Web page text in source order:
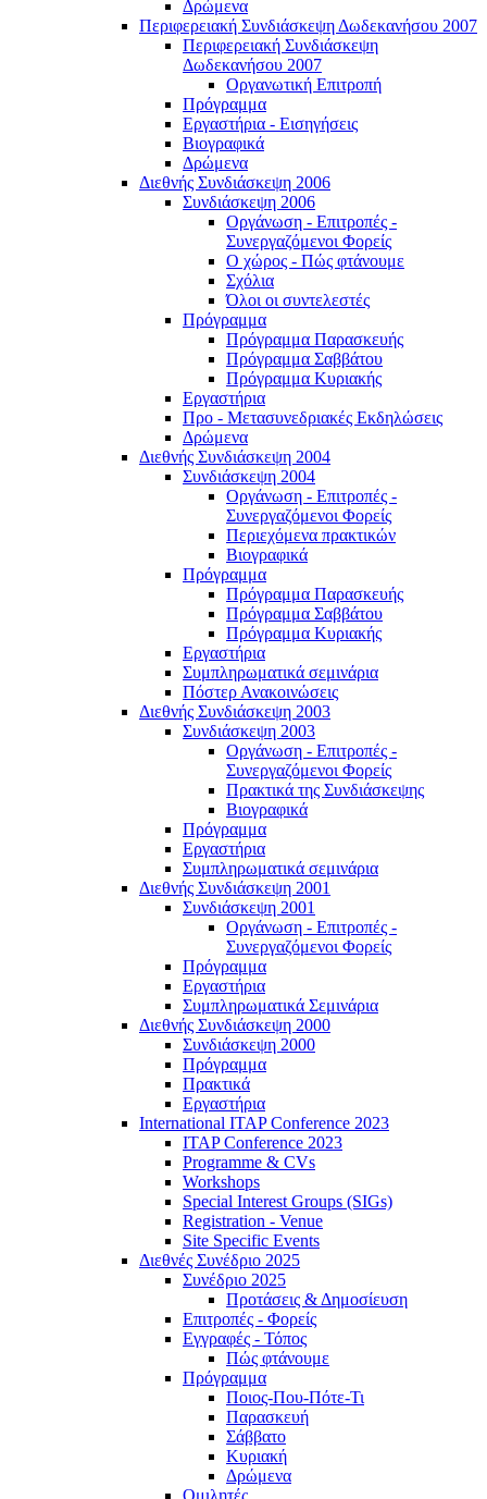
Δρώμενα
Περιφερειακή Συνδιάσκεψη Δωδεκανήσου 2007
Περιφερειακή Συνδιάσκεψη
Δωδεκανήσου 2007
Οργανωτική Επιτροπή
Πρόγραμμα
Εργαστήρια - Εισηγήσεις
Βιογραφικά
Δρώμενα
Διεθνής Συνδιάσκεψη 2006
Συνδιάσκεψη 2006
Οργάνωση - Επιτροπές -
Συνεργαζόμενοι Φορείς
Ο χώρος - Πώς φτάνουμε
Σχόλια
Όλοι οι συντελεστές
Πρόγραμμα
Πρόγραμμα Παρασκευής
Πρόγραμμα Σαββάτου
Πρόγραμμα Κυριακής
Εργαστήρια
Προ - Μετασυνεδριακές Εκδηλώσεις
Δρώμενα
Διεθνής Συνδιάσκεψη 2004
Συνδιάσκεψη 2004
Οργάνωση - Επιτροπές -
Συνεργαζόμενοι Φορείς
Περιεχόμενα πρακτικών
Βιογραφικά
Πρόγραμμα
Πρόγραμμα Παρασκευής
Πρόγραμμα Σαββάτου
Πρόγραμμα Κυριακής
Εργαστήρια
Συμπληρωματικά σεμινάρια
Πόστερ Ανακοινώσεις
Διεθνής Συνδιάσκεψη 2003
Συνδιάσκεψη 2003
Οργάνωση - Επιτροπές -
Συνεργαζόμενοι Φορείς
Πρακτικά της Συνδιάσκεψης
Βιογραφικά
Πρόγραμμα
Εργαστήρια
Συμπληρωματικά σεμινάρια
Διεθνής Συνδιάσκεψη 2001
Συνδιάσκεψη 2001
Οργάνωση - Επιτροπές -
Συνεργαζόμενοι Φορείς
Πρόγραμμα
Εργαστήρια
Συμπληρωματικά Σεμινάρια
Διεθνής Συνδιάσκεψη 2000
Συνδιάσκεψη 2000
Πρόγραμμα
Πρακτικά
Εργαστήρια
International ITAP Conference 2023
ITAP Conference 2023
Programme & CVs
Workshops
Special Interest Groups (SIGs)
Registration - Venue
Site Specific Events
Διεθνές Συνέδριο 2025
Συνέδριο 2025
Προτάσεις & Δημοσίευση
Επιτροπές - Φορείς
Εγγραφές - Τόπος
Πώς φτάνουμε
Πρόγραμμα
Ποιος-Που-Πότε-Τι
Παρασκευή
Σάββατο
Κυριακή
Δρώμενα
Ομιλητές